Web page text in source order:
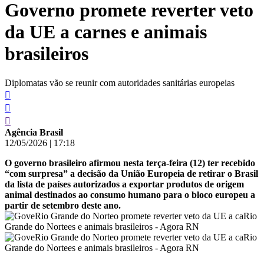
conteúdo
Governo promete reverter veto
da UE a carnes e animais
brasileiros
Diplomatas vão se reunir com autoridades sanitárias europeias
Agência Brasil
12/05/2026 | 17:18
O governo brasileiro afirmou nesta terça-feira (12) ter recebido
“com surpresa” a decisão da União Europeia de retirar o Brasil
da lista de países autorizados a exportar produtos de origem
animal destinados ao consumo humano para o bloco europeu a
partir de setembro deste ano.